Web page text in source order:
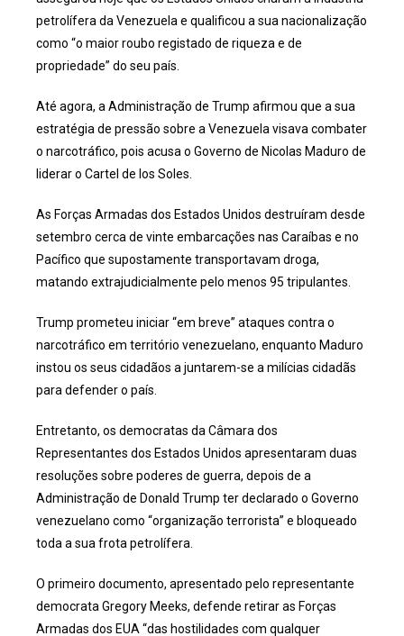
petrolífera da Venezuela e qualificou a sua nacionalização
como “o maior roubo registado de riqueza e de
propriedade” do seu país.
Até agora, a Administração de Trump afirmou que a sua
estratégia de pressão sobre a Venezuela visava combater
o narcotráfico, pois acusa o Governo de Nicolas Maduro de
liderar o Cartel de los Soles.
As Forças Armadas dos Estados Unidos destruíram desde
setembro cerca de vinte embarcações nas Caraíbas e no
Pacífico que supostamente transportavam droga,
matando extrajudicialmente pelo menos 95 tripulantes.
Trump prometeu iniciar “em breve” ataques contra o
narcotráfico em território venezuelano, enquanto Maduro
instou os seus cidadãos a juntarem-se a milícias cidadãs
para defender o país.
Entretanto, os democratas da Câmara dos
Representantes dos Estados Unidos apresentaram duas
resoluções sobre poderes de guerra, depois de a
Administração de Donald Trump ter declarado o Governo
venezuelano como “organização terrorista” e bloqueado
toda a sua frota petrolífera.
O primeiro documento, apresentado pelo representante
democrata Gregory Meeks, defende retirar as Forças
Armadas dos EUA “das hostilidades com qualquer